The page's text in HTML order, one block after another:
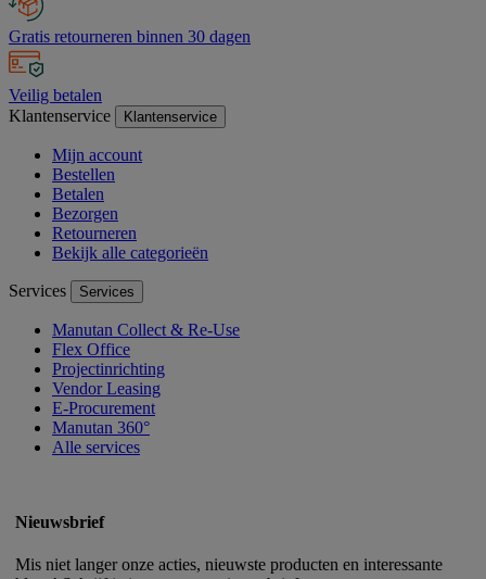
Gratis retourneren binnen 30 dagen
Veilig betalen
Klantenservice
Klantenservice
Mijn account
Bestellen
Betalen
Bezorgen
Retourneren
Bekijk alle categorieën
Services Services
Manutan Collect & Re-Use
Flex Office
Projectinrichting
Vendor Leasing
E-Procurement
Manutan 360°
Alle services
Nieuwsbrief
Mis niet langer onze acties, nieuwste producten en interessante